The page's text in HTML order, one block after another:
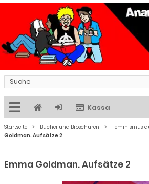
Kassa
Startseite Bücher und Broschüren Feminismus,
Goldman. Aufsätze 2
Emma Goldman. Aufsätze 2